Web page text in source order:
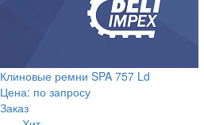
Клиновые ремни SPA 757 Ld
Цена: по запросу
Заказ